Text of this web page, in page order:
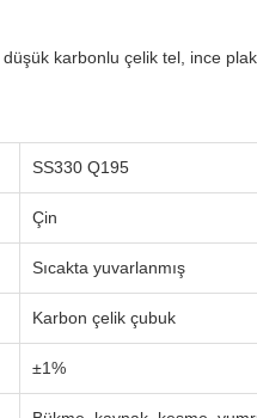
karbonlu çelik tel, ince
SS330 Q195
Çin
Sıcakta yuvarlanmış
Karbon çelik çubuk
±1%